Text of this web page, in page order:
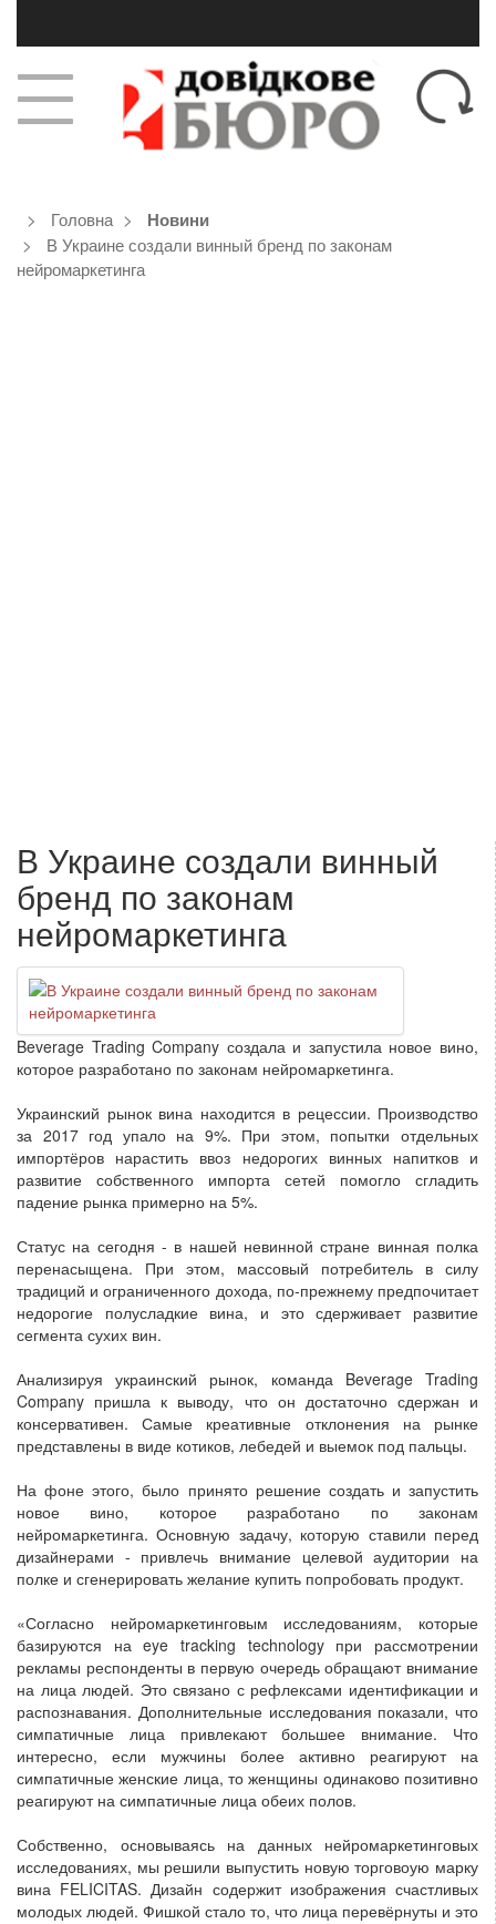
Головна
Новини
В Украине создали винный бренд по законам
нейромаркетинга
В Украине создали винный
бренд по законам
нейромаркетинга
Beverage Trading Company создала и запустила новое вино,
которое разработано по законам нейромаркетинга.
Украинский рынок вина находится в рецессии. Производство
за 2017 год упало на 9%. При этом, попытки отдельных
импортёров нарастить ввоз недорогих винных напитков и
развитие собственного импорта сетей помогло сгладить
падение рынка примерно на 5%.
Статус на сегодня - в нашей невинной стране винная полка
перенасыщена. При этом, массовый потребитель в силу
традиций и ограниченного дохода, по-прежнему предпочитает
недорогие полусладкие вина, и это сдерживает развитие
сегмента сухих вин.
Анализируя украинский рынок, команда Beverage Trading
Company пришла к выводу, что он достаточно сдержан и
консервативен. Самые креативные отклонения на рынке
представлены в виде котиков, лебедей и выемок под пальцы.
На фоне этого, было принято решение создать и запустить
новое вино, которое разработано по законам
нейромаркетинга. Основную задачу, которую ставили перед
дизайнерами - привлечь внимание целевой аудитории на
полке и сгенерировать желание купить попробовать продукт.
«Согласно нейромаркетинговым исследованиям, которые
базируются на eye tracking technology при рассмотрении
рекламы респонденты в первую очередь обращают внимание
на лица людей. Это связано с рефлексами идентификации и
распознавания. Дополнительные исследования показали, что
симпатичные лица привлекают большее внимание. Что
интересно, если мужчины более активно реагируют на
симпатичные женские лица, то женщины одинаково позитивно
реагируют на симпатичные лица обеих полов.
Собственно, основываясь на данных нейромаркетинговых
исследованиях, мы решили выпустить новую торговоую марку
вина FELICITAS. Дизайн содержит изображения счастливых
молодых людей. Фишкой стало то, что лица перевёрнуты и это